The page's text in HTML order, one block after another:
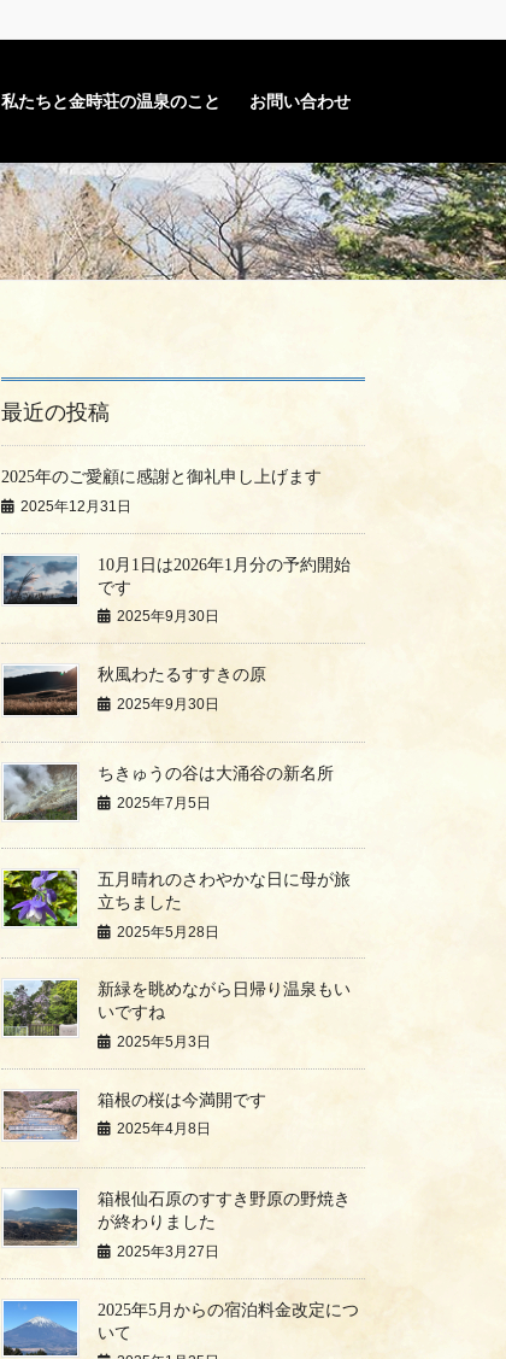
私たちと金時荘の温泉のこと お問い合わせ
最近の投稿
2025年のご愛顧に感謝と御礼申し上げます
2025年12月31日
10月1日は2026年1月分の予約開始
です
2025年9月30日
秋風わたるすすきの原
2025年9月30日
ちきゅうの谷は大涌谷の新名所
2025年7月5日
五月晴れのさわやかな日に母が旅
立ちました
2025年5月28日
新緑を眺めながら日帰り温泉もい
いですね
2025年5月3日
箱根の桜は今満開です
2025年4月8日
箱根仙石原のすすき野原の野焼き
が終わりました
2025年3月27日
2025年5月からの宿泊料金改定につ
いて